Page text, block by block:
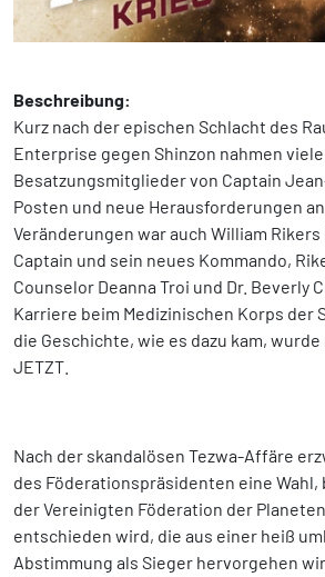
Beschreibung:
Kurz nach der epischen Schlacht des
Enterprise gegen Shinzon nahmen
Besatzungsmitglieder von Captain
Posten und neue Herausforderungen
Veränderungen war auch William
Captain und sein neues Kommando,
Counselor Deanna Troi und Dr. Beverly
Karriere beim Medizinischen Korps der
die Geschichte, wie es dazu kam,
JETZT.
Nach der skandalösen Tezwa-Affäre
des Föderationspräsidenten eine
der Vereinigten Föderation der
entschieden wird, die aus einer heiß
Abstimmung als Sieger hervorgehen